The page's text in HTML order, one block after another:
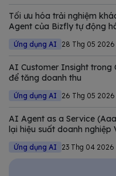
đầy biến động.
Tối ưu hóa trải nghiệm
Agent của Bizfly tự động
Ứng dụng AI 28 Thg 05 2026
AI Customer Insight trong
để tăng doanh thu
Ứng dụng AI 26 Thg 05 2026
AI Agent as a Service
lại hiệu suất doanh nghiệp
Ứng dụng AI 23 Thg 04 2026